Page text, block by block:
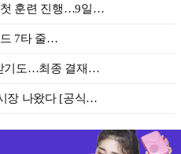
첫 훈련 진행…9일…
드 7타 줄…
기도…최종 결재…
장 나왔다 [공식…